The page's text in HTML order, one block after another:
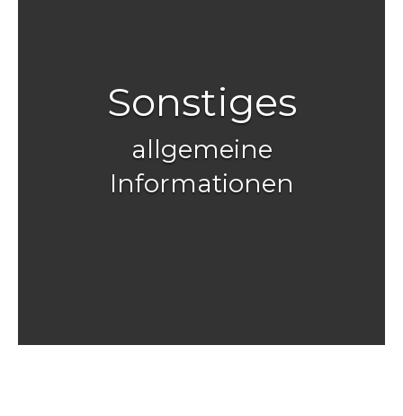
Sonstiges
allgemeine
Informationen